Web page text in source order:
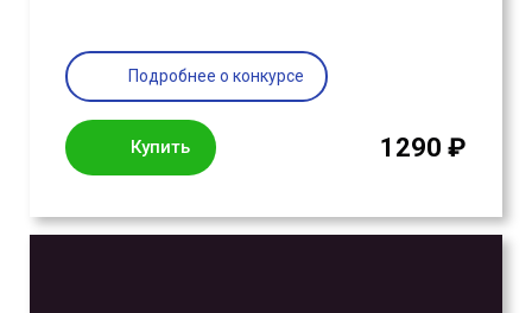
Подробнее о конкурсе
Купить 1290 ₽